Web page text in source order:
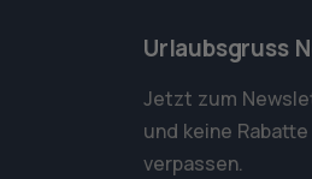
Urlaubsgruss
Jetzt zum
und keine
verpassen.